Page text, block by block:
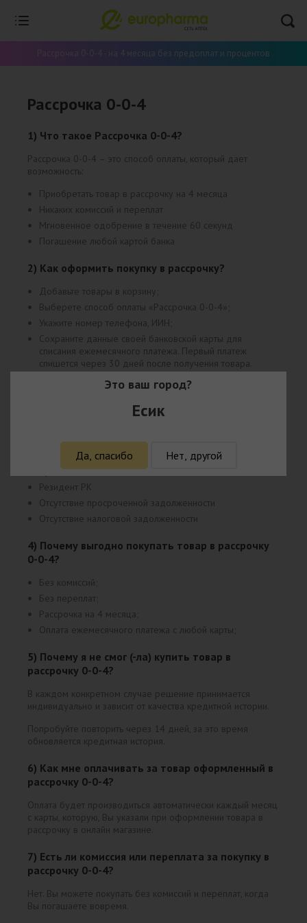
Рассрочка 0-0-4 - на 4 месяца без предоплат и процентов
Рассрочка 0-0-4
1) Что такое Рассрочка 0-0-4?
Рассрочка 0-0-4 – это способ оплаты, который дает
возможность:
Приобретать товар в рассрочку на 4 месяца
Никаких комиссий и переплат
Мгновенное одобрение в течение 60 секунд
Погашение любой картой банка
2) Как оформить покупку в рассрочку?
Добавьте товары в корзину;
Выберете способ оплаты «Рассрочка 0-0-4»;
Укажите номер телефона, ИИН;
Сохраните данные своей банковской карты для
списания ежемесячного платежа. Первый платеж
спишется через 30 дней после получения товара.
3) Какие условия для покупки товара в рассрочку
Действующая банковская карта со сроком действия не
менее 4 месяцев
Сумма заказа от 6,000 до 200,000 тенге.
Резидент РК
Отсутствие просроченной задолженности
Отсутствие налоговой задолженности
4) Почему выгодно покупать товар в рассрочку
0-0-4?
Без комиссий;
Без переплат;
Рассрочка на 4 месяца;
Оплата ежемесячного платежа с любой карты;
5) Почему я не смог (-ла) купить товар в
рассрочку 0-0-4?
В каждом конкретном случае решение принимается
индивидуально и зависит от качества кредитной истории.
Попробуйте повторить через 14 дней, за это время
обновляется кредитная история.
6) Как мне оплачивать за товар оформленный в
рассрочку 0-0-4?
Оплата будет производиться автоматически каждый месяц
с карты, которую, Вы указали при оформлении товара в
рассрочку в онлайн магазине.
7) Есть ли комиссия или переплата за покупку в
рассрочку 0-0-4?
Нет. Вы можете покупать без комиссий и переплат, когда
Вы погашаете вовремя.
Это ваш город?
Есик
Да, спасибо Нет, другой